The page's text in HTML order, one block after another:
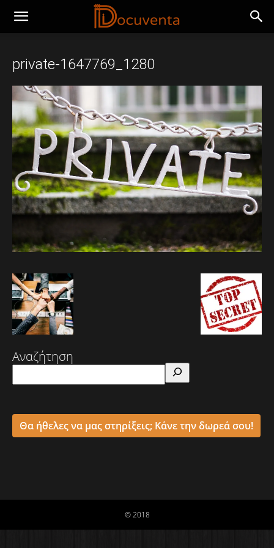
private-1647769_1280
Αναζήτηση
Θα ήθελες να μας στηρίξεις; Κάνε την δωρεά σου!
© 2018